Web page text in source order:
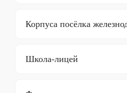
Корпуса посёлка
Школа-лицей